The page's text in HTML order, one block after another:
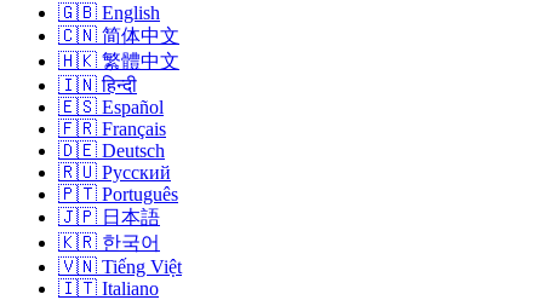
🇬🇧 English
🇨🇳 简体中文
🇭🇰 繁體中文
🇮🇳 हिन्दी
🇪🇸 Español
🇫🇷 Français
🇩🇪 Deutsch
🇷🇺 Русский
🇵🇹 Português
🇯🇵 日本語
🇰🇷 한국어
🇻🇳 Tiếng Việt
🇮🇹 Italiano